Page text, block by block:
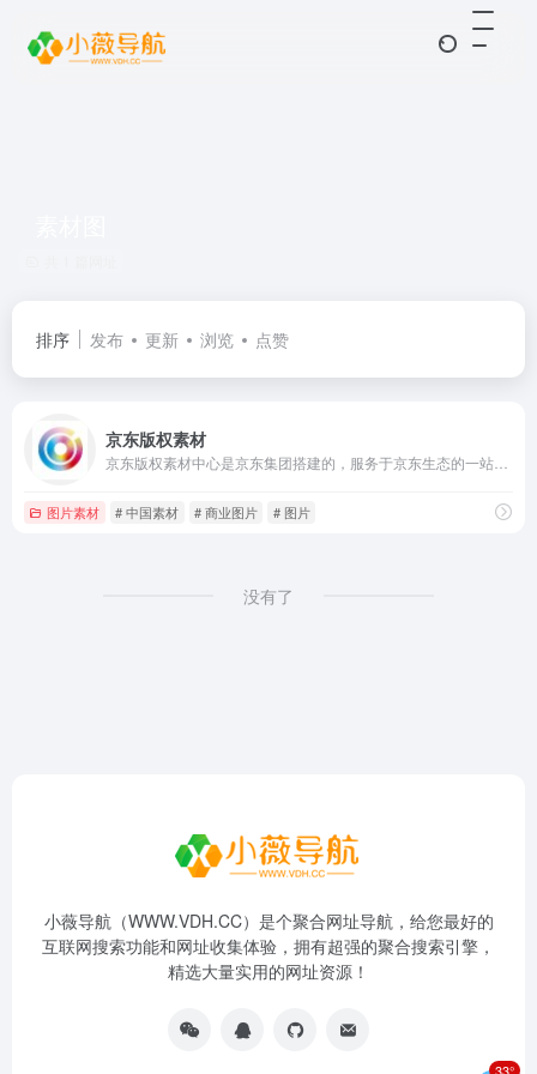
排序 发布 更新 浏览 点赞
京东版权素材
图片素材 # 中国素材 # 商业图片 # 图片
没有了
小薇导航（WWW.VDH.CC）是个聚合网址导航，给您最好的
互联网搜索功能和网址收集体验，拥有超强的聚合搜索引擎，
精选大量实用的网址资源！